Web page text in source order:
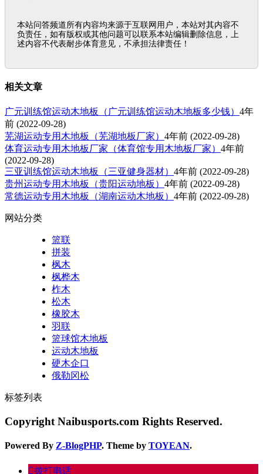
本站问答频道所有内容均来源于互联网用户，本站对其内容不
负责任，如有版权或其他问题可以联系本站编辑删除信息，上
述内容不代表耐步体育意见，不承担法律责任！
相关文章
广元训练馆运动木地板（广元训练馆运动木地板多少钱） 4年
前 (2022-09-28)
芜湖运动专用木地板（芜湖地板厂家） 4年前 (2022-09-28)
体育运动专用木地板厂家（体育馆专用木地板厂家） 4年前
(2022-09-28)
三亚训练馆运动木地板（三亚健身器材） 4年前 (2022-09-28)
贵州运动专用木地板（贵阳运动地板） 4年前 (2022-09-28)
常德运动专用木地板（湖南运动木地板） 4年前 (2022-09-28)
网站分类
篮联
拼装
枫木
枫桦木
柞木
松木
橡胶木
羽联
篮球馆木地板
运动木地板
硬木企口
俄勒冈松
标签列表
Copyright Naibusports.com Rights Reserved.
Powered By Z-BlogPHP. Theme by TOYEAN.
󦁁拨打电话